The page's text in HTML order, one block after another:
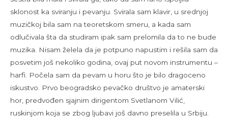
sklonost ka sviranju i pevanju. Svirala sam klavir, u srednjoj
muzičkoj bila sam na teoretskom smeru, a kada sam
odlučivala šta da studiram ipak sam prelomila da to ne bude
muzika. Nisam želela da je potpuno napustim i rešila sam da
posvetim još nekoliko godina, ovaj put novom instrumentu –
harfi. Počela sam da pevam u horu što je bilo dragoceno
iskustvo. Prvo beogradsko pevačko društvo je amaterski
hor, predvođen sjajnim dirigentom Svetlanom Vilić,
ruskinjom koja se zbog ljubavi još davno preselila u Srbiju.